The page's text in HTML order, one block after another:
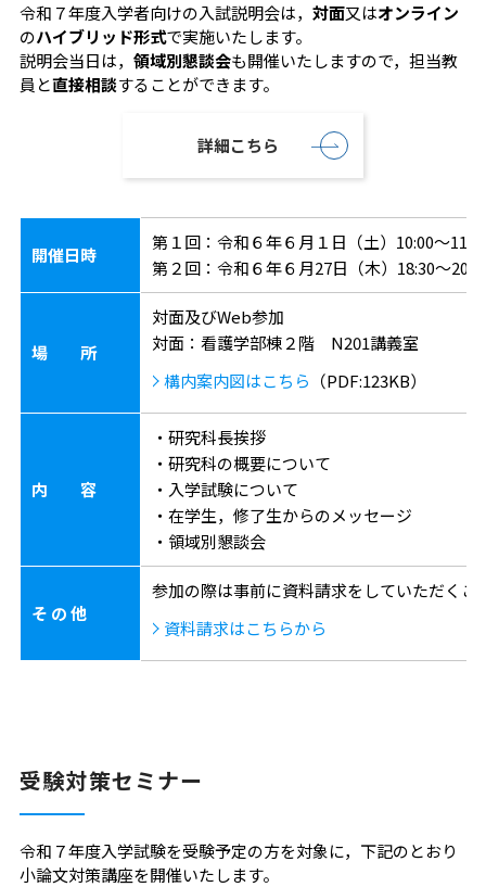
令和７年度入学者向けの入試説明会は， 対面又はオンライン
のハイブリッド形式で実施いたします。
説明会当日は， 領域別懇談会も開催いたしますので，担当教
員と直接相談することができます。
詳細こちら
開催日時
第１回：令和６年６月１日（土）10:00～
第２回：令和６年６月27日（木）18:30～
場 所
対面及びWeb参加
対面：看護学部棟２階 N201講義室
構内案内図はこちら （PDF:123KB）
内 容
・研究科長挨拶
・研究科の概要について
・入学試験について
・在学生，修了生からのメッセージ
・領域別懇談会
そ の 他
参加の際は事前に資料請求をしていただくこ
資料請求はこちらから
受験対策セミナー
令和７年度入学試験を受験予定の方を対象に，下記のとおり
小論文対策講座を開催いたします。